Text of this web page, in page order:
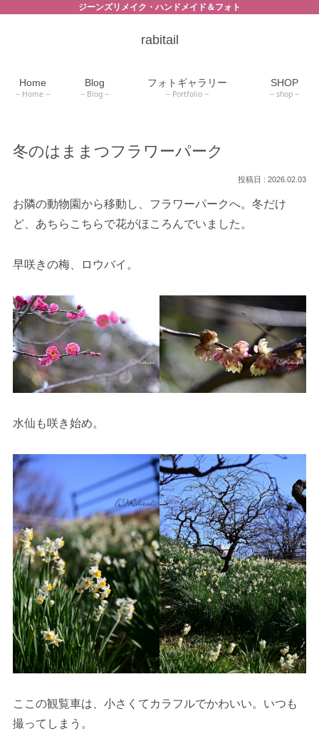
ジーンズリメイク・ハンドメイド＆フォト
rabitail
Home
Home
Blog
Blog
フォトギャラリー
Portfolio
SHOP
shop
冬のはままつフラワーパーク
2026.02.03
お隣の動物園から移動し、フラワーパークへ。冬だけ
ど、あちらこちらで花がほころんでいました。
早咲きの梅、ロウバイ。
水仙も咲き始め。
ここの観覧車は、小さくてカラフルでかわいい。いつも
撮ってしまう。